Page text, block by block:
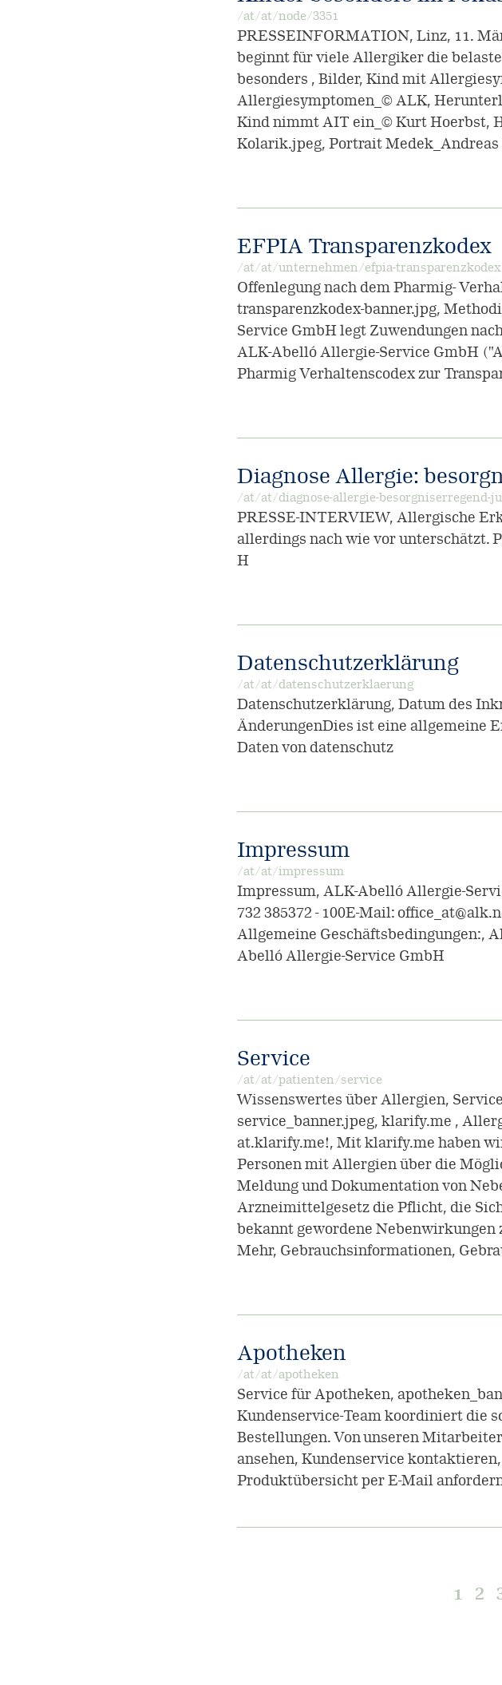
/at/at/node/3351
PRESSEINFORMATION, Linz, 11.
beginnt für viele Allergiker die
besonders , Bilder, Kind mit
Allergiesymptomen_© ALK,
Kind nimmt AIT ein_© Kurt Hoerbst,
Kolarik.jpeg, Portrait
EFPIA Transparenzkodex
/at/at/unternehmen/efpia-transparenzkodex
Offenlegung nach dem Pharmig-
transparenzkodex-banner.jpg,
Service GmbH legt Zuwendungen
ALK-Abelló Allergie-Service GmbH
Pharmig Verhaltenscodex zur
Diagnose Allergie:
/at/at/diagnose-allergie-besorgniserregend-
PRESSE-INTERVIEW, Allergische
allerdings nach wie vor unterschätzt.
H
Datenschutzerklärung
/at/at/datenschutzerklaerung
Datenschutzerklärung, Datum des
ÄnderungenDies ist eine allgemeine
Daten von datenschutz
Impressum
/at/at/impressum
Impressum, ALK-Abelló Allergie-
732 385372 - 100E-Mail:
Allgemeine Geschäftsbedingungen:,
Abelló Allergie-Service GmbH
Service
/at/at/patienten/service
Wissenswertes über Allergien,
service_banner.jpeg, klarify.me ,
at.klarify.me!, Mit klarify.me haben
Personen mit Allergien über die
Meldung und Dokumentation von
Arzneimittelgesetz die Pflicht, die
bekannt gewordene Nebenwirkungen
Mehr, Gebrauchsinformationen,
Apotheken
/at/at/apotheken
Service für Apotheken,
Kundenservice-Team koordiniert die
Bestellungen. Von unseren
ansehen, Kundenservice
Produktübersicht per E-Mail
1 2